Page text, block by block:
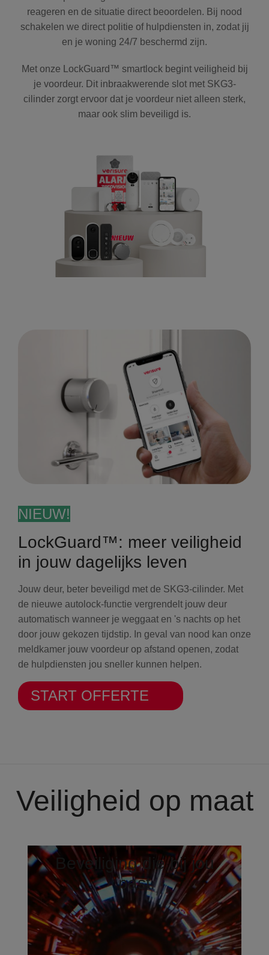
reageren en de situatie direct beoordelen. Bij nood
schakelen we direct politie of hulpdiensten in, zodat jij
en je woning 24/7 beschermd zijn.
Met onze LockGuard™ smartlock begint veiligheid bij
je voordeur. Dit inbraakwerende slot met SKG3-
cilinder zorgt ervoor dat je voordeur niet alleen sterk,
maar ook slim beveiligd is.
NIEUW!
LockGuard™: meer veiligheid
in jouw dagelijks leven
Jouw deur, beter beveiligd met de SKG3-cilinder. Met
de nieuwe autolock-functie vergrendelt jouw deur
automatisch wanneer je weggaat en 's nachts op het
door jouw gekozen tijdstip. In geval van nood kan onze
meldkamer jouw voordeur op afstand openen, zodat
de hulpdiensten jou sneller kunnen helpen.
START OFFERTE
Veiligheid op maat
Beveiliging die bij jou
past